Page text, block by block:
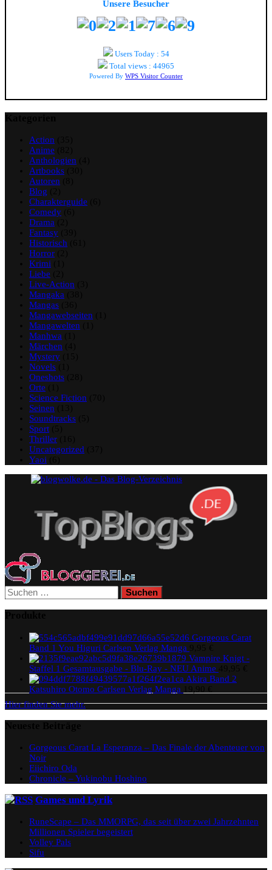
Unsere Besucher
Users Today : 54
Total views : 44965
Powered By WPS Visitor Counter
Action
Anime
Anthologien
Artbooks
Autoren
Blog
Charakterguide
Comedy
Drama
Fantasy
Historisch
Horror
Krimi
Liebe
Live-Action
Mangaka
Mangas
Mangawebseiten
Mangawelten
Manhwa
Märchen
Mystery
Novels
Oneshots
Orte
Science Fiction
Seinen
Soundtracks
Sport
Thriller
Uncategorized
Yaoi
Suchen
nach:
Gorgeous Carat
Band 1 You Higuri Carlsen Verlag Manga
Vampire Knigt -
Staffel 1 Gesamtausgabe - Blu-Ray - NEU Anime
Akira Band 2
Katsuhiro Otomo Carlsen Verlag Manga
Hier finden Sie mehr.
Gorgeous Carat La Esperanza – Das Finale der Abenteuer von
Noir
Eiichiro Oda
Chronicle – Yukinobu Hoshino
Games und Lyrik
RuneScape – Das MMORPG, das seit über zwei Jahrzehnten
Millionen Spieler begeistert
Volley Pals
Sifu